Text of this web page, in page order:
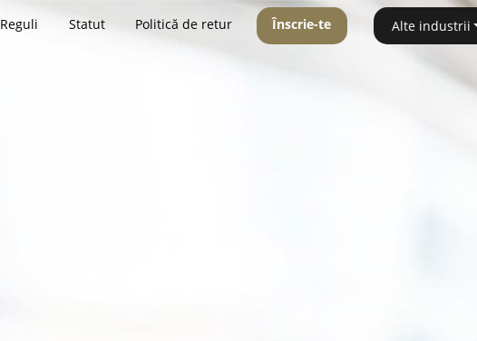
Reguli Statut Politică de retur Înscrie-te Alte industrii